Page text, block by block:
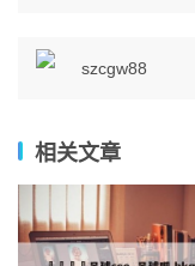
szcgw88
相关文章